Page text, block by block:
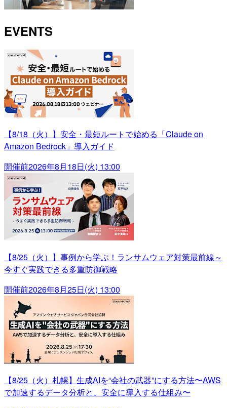
EVENTS
【8/18（火）】安全・最短ルートで始める「Claude on
Amazon Bedrock」導入ガイド
開催前2026年8月18日(火) 13:00
【8/25（火）】事例から学ぶ！ランサムウェア対策最前線～
今すぐ実践できる多重防御戦略
開催前2026年8月25日(火) 13:00
【8/25（火）札幌】生成AIを“会社の武器”にする方法〜AWS
で加速するデータ分析と、安全に導入する仕組み〜